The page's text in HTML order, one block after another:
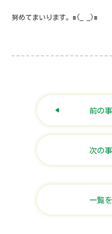
努めてまいります。m(_ _)m
前の
次の
一覧